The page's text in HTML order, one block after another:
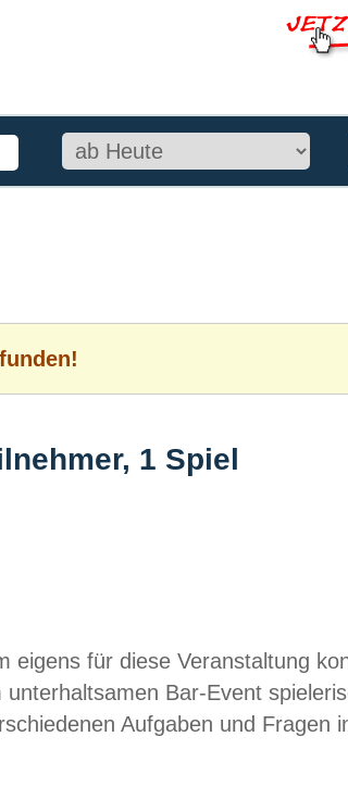
1 Spiel
eigens für diese Veranstaltung
Bar-Event
Aufgaben und Fragen